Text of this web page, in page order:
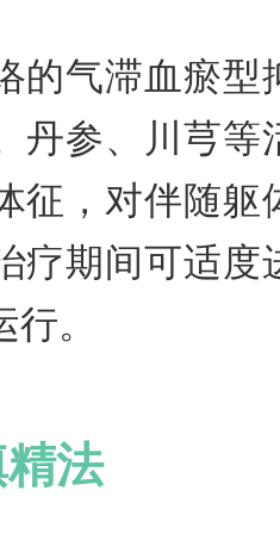
的气滞血瘀型
丹参、川芎等
征，对伴随躯
疗期间可适度
。
法